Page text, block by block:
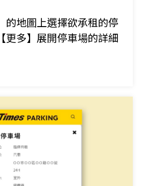
的地圖上選擇欲承租的停
【更多】 展開停車場的詳細